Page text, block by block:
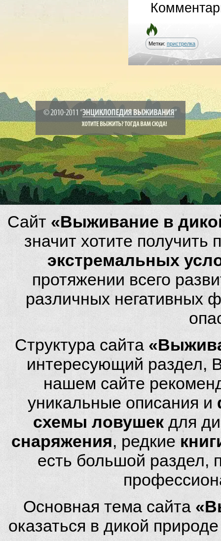
Метки: пристрелка
Сайт «Выживание в
значит хотите
экстремальных
протяжении всего
различных негативных
Структура сайта
интересующий раздел,
нашем сайте
уникальные описания и
схемы ловушек для
снаряжения, редкие
есть большой
Основная тема сайта
оказаться в дикой